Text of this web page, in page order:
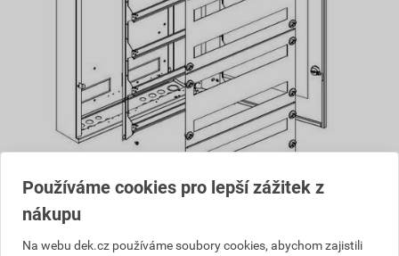
BF-U-2S (IP30, IK07/IK08)
Používáme cookies pro lepší zážitek z
nákupu
Na webu dek.cz používáme soubory cookies, abychom zajistili